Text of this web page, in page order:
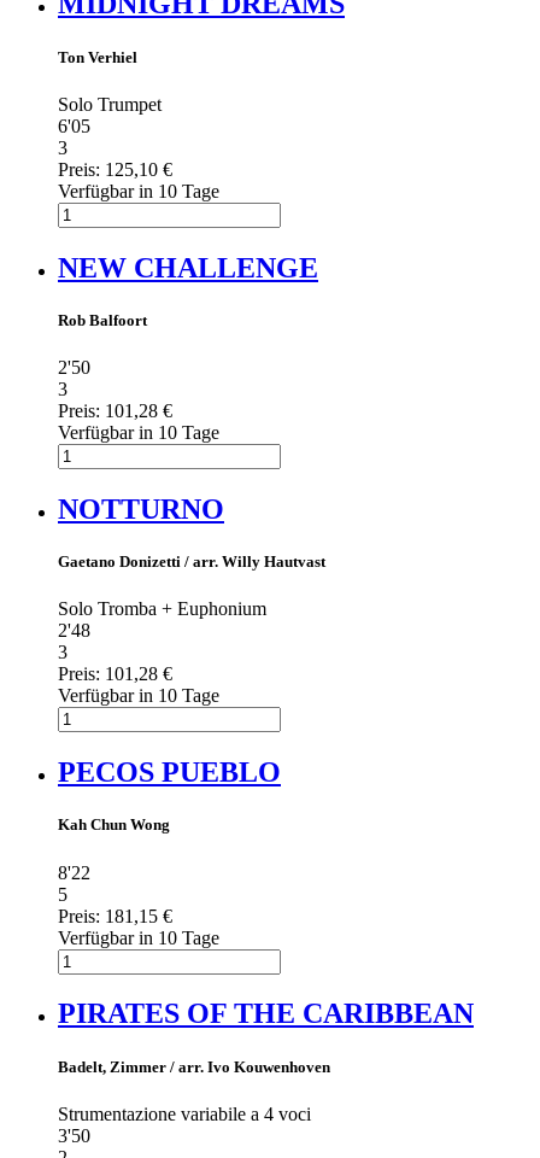
Ton Verhiel
Solo Trumpet
6'05
3
Preis: 125,10 €
Verfügbar in 10 Tage
NEW CHALLENGE
Rob Balfoort
2'50
3
Preis: 101,28 €
Verfügbar in 10 Tage
NOTTURNO
Gaetano Donizetti / arr. Willy Hautvast
Solo Tromba + Euphonium
2'48
3
Preis: 101,28 €
Verfügbar in 10 Tage
PECOS PUEBLO
Kah Chun Wong
8'22
5
Preis: 181,15 €
Verfügbar in 10 Tage
PIRATES OF THE CARIBBEAN
Badelt, Zimmer / arr. Ivo Kouwenhoven
Strumentazione variabile a 4 voci
3'50